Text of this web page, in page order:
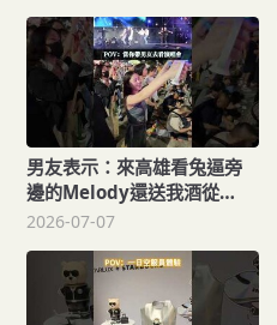
男友表示：來高雄看兔逼旁
邊的Melody還送我酒從
2015入坑到現在，拿的還是
2026-07-07